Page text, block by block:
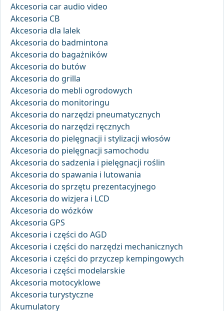
Akcesoria car audio video
Akcesoria CB
Akcesoria dla lalek
Akcesoria do badmintona
Akcesoria do bagażników
Akcesoria do butów
Akcesoria do grilla
Akcesoria do mebli ogrodowych
Akcesoria do monitoringu
Akcesoria do narzędzi pneumatycznych
Akcesoria do narzędzi ręcznych
Akcesoria do pielęgnacji i stylizacji włosów
Akcesoria do pielęgnacji samochodu
Akcesoria do sadzenia i pielęgnacji roślin
Akcesoria do spawania i lutowania
Akcesoria do sprzętu prezentacyjnego
Akcesoria do wizjera i LCD
Akcesoria do wózków
Akcesoria GPS
Akcesoria i części do AGD
Akcesoria i części do narzędzi mechanicznych
Akcesoria i części do przyczep kempingowych
Akcesoria i części modelarskie
Akcesoria motocyklowe
Akcesoria turystyczne
Akumulatory